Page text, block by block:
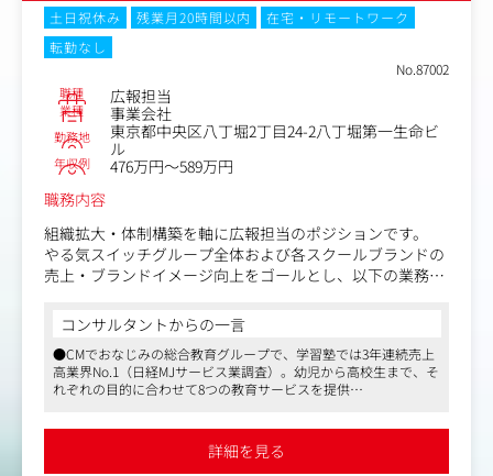
土日祝休み 残業月20時間以内
在宅・リモートワーク
転勤なし
No.87002
職種 広報担当
業種 事業会社
勤務地
東京都中央区八丁堀2丁目24-2八丁堀第一生命ビ
ル
年収例
476万円～589万円
職務内容
組織拡大・体制構築を軸に広報担当のポジションです。
やる気スイッチグループ全体および各スクールブランドの
売上・ブランドイメージ向上をゴールとし、以下の業務に
■社外広報
・ニュースリリース作成、取材対応、メディアリレーショ
ン、実績管理
・各事業担当者との広報業務に関する各種調整と折衝
・PR代理店との調整、印刷発注など
・イベントなどの運営管理、ディレクション
コンサルタントからの一言
●CMでおなじみの総合教育グループで、学習塾では3年連続売上
高業界No.1（日経MJサービス業調査）。幼児から高校生まで、そ
れぞれの目的に合わせて8つの教育サービスを提供
●残業代は残額支給、子の看護休暇・介護休暇があるなどお子さ
んへの福利厚生も手厚いです詳細を見る